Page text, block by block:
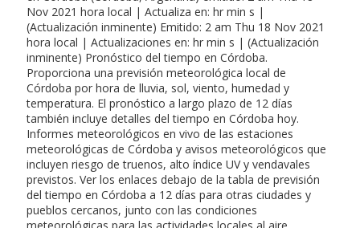
Nov 2021 hora local | Actualiza en: hr min s |
(Actualización inminente) Emitido: 2 am Thu 18 Nov 2021
hora local | Actualizaciones en: hr min s | (Actualización
inminente) Pronóstico del tiempo en Córdoba.
Proporciona una previsión meteorológica local de
Córdoba por hora de lluvia, sol, viento, humedad y
temperatura. El pronóstico a largo plazo de 12 días
también incluye detalles del tiempo en Córdoba hoy.
Informes meteorológicos en vivo de las estaciones
meteorológicas de Córdoba y avisos meteorológicos que
incluyen riesgo de truenos, alto índice UV y vendavales
previstos. Ver los enlaces debajo de la tabla de previsión
del tiempo en Córdoba a 12 días para otras ciudades y
pueblos cercanos, junto con las condiciones